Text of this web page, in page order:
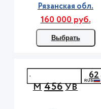
Рязанская обл.
160 000 руб.
Выбрать
М456УВ
62